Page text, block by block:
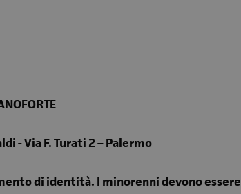
- Via F. Turati 2 – Palermo
di identità. I minorenni devono essere